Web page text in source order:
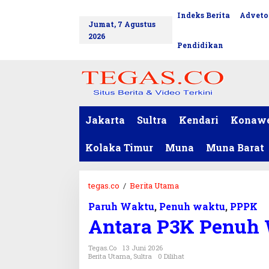
Jumat, 7 Agustus
2026
Indeks Berita
Pendidikan
Jakarta Sultra Kendari
Kolaka Timur Muna Muna Barat
tegas.co / Berita Utama
t
a
r
P
Paruh Waktu, Penuh waktu, PPPK
Antara P3K
Tegas.co
13 Juni 2026
Berita Utama, Sultra 0 Dilihat